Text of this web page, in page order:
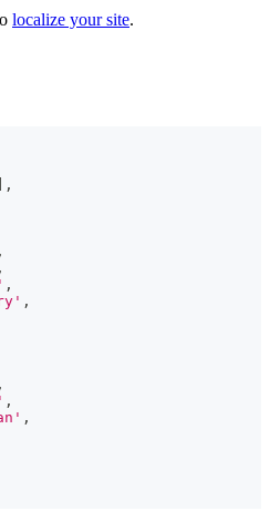
localize your site.
,
,
,
,
,
,
,
,